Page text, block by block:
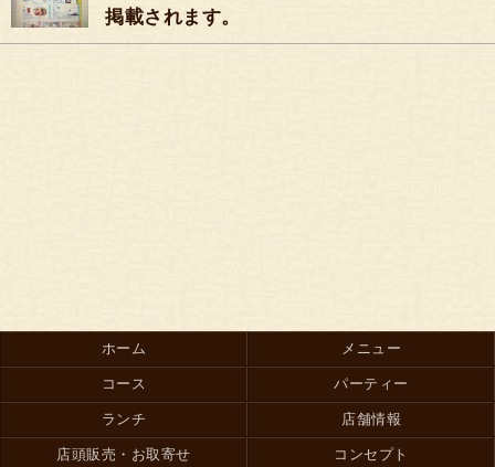
掲載されます。
ホーム メニュー
コース パーティー
ランチ 店舗情報
店頭販売・お取寄せ コンセプト